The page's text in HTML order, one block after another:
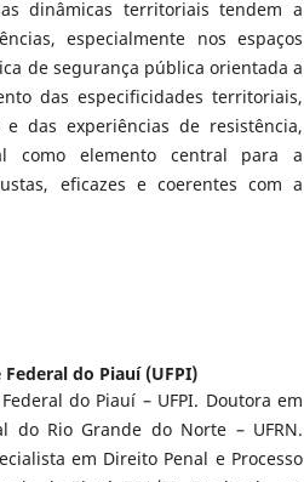
dinâmicas territoriais tendem a
especialmente nos espaços
de segurança pública orientada a
das especificidades territoriais,
das experiências de resistência,
como elemento central para a
eficazes e coerentes com a
do Piauí (UFPI)
do Piauí – UFPI. Doutora em
do Rio Grande do Norte – UFRN.
em Direito Penal e Processo